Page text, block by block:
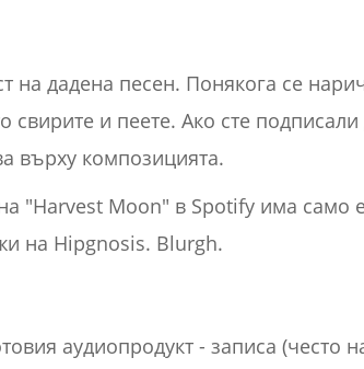
на дадена песен. Понякога се
свирите и пеете. Ако сте
върху композицията.
"Harvest Moon" в Spotify има само
на Hipgnosis. Blurgh.
аудиопродукт - записа (често